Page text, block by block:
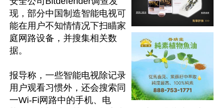
现，部分中国制造智能电视可
能在用户不知情情况下扫瞄家
庭网路设备，并搜集相关数
据。
报导称，一些智能电视除记录
用户观看习惯外，还会搜索同
一Wi-Fi网路中的手机、电